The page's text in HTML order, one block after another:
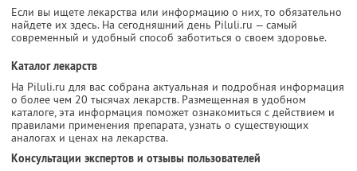
Если вы ищете лекарства или информацию о них, то обязательно
найдете их здесь. На сегодняшний день Piluli.ru — самый
современный и удобный способ заботиться о своем здоровье.
Каталог лекарств
На Piluli.ru для вас собрана актуальная и подробная информация
о более чем 20 тысячах лекарств. Размещенная в удобном
каталоге, эта информация поможет ознакомиться с действием и
правилами применения препарата, узнать о существующих
аналогах и ценах на лекарства.
Консультации экспертов и отзывы пользователей